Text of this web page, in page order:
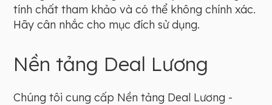
tính chất tham khảo và có thể không chính xác.
Hãy cân nhắc cho mục đích sử dụng.
Nền tảng Deal Lương
Chúng tôi cung cấp Nền tảng Deal Lương -